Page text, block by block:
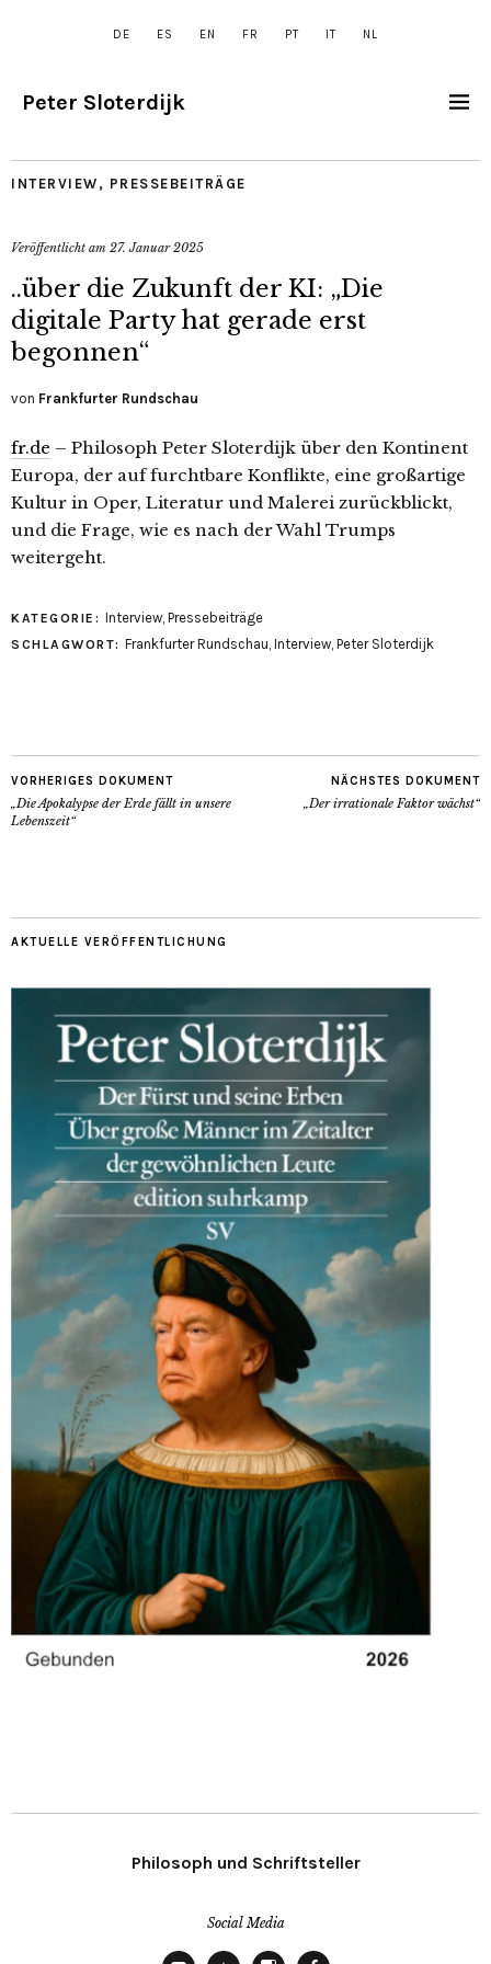
DE ES EN FR PT IT NL
Peter Sloterdijk
INTERVIEW , PRESSEBEITRÄGE
Veröffentlicht am 27. Januar 2025
..über die Zukunft der KI: „Die
digitale Party hat gerade erst
begonnen“
von Frankfurter Rundschau
fr.de – Philosoph Peter Sloterdijk über den Kontinent
Europa, der auf furchtbare Konflikte, eine großartige
Kultur in Oper, Literatur und Malerei zurückblickt,
und die Frage, wie es nach der Wahl Trumps
weitergeht.
KATEGORIE: Interview, Pressebeiträge
SCHLAGWORT: Frankfurter Rundschau, Interview, Peter Sloterdijk
VORHERIGES DOKUMENT
„Die Apokalypse der Erde fällt in unsere
Lebenszeit“
NÄCHSTES DOKUMENT
„Der irrationale Faktor wächst“
AKTUELLE VERÖFFENTLICHUNG
Philosoph und Schriftsteller
Social Media